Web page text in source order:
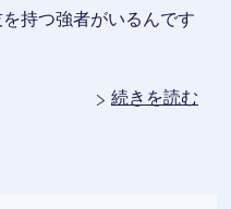
持つ強者がいるんです
続きを読む